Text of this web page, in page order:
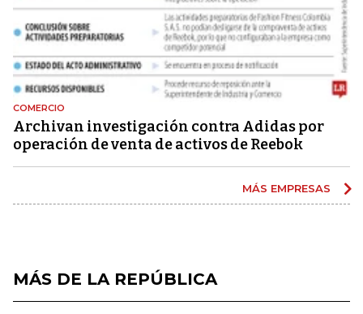
COMERCIO
Archivan investigación contra Adidas por
operación de venta de activos de Reebok
MÁS EMPRESAS
MÁS DE LA REPÚBLICA